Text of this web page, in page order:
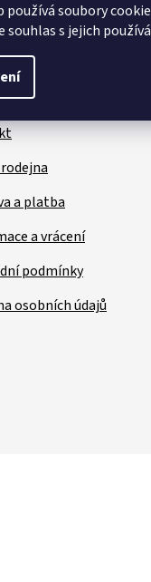
používá soubory
souhlas s jejich
servis
a platba
a vrácení
podmínky
osobních údajů